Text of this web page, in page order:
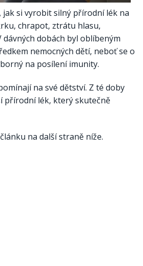
jak si vyrobit silný přírodní lék na
chrapot, ztrátu hlasu,
dávných dobách byl oblíbeným
nemocných dětí, neboť se o
na posílení imunity.
na své dětství. Z té doby
přírodní lék, který skutečně
na další straně níže.